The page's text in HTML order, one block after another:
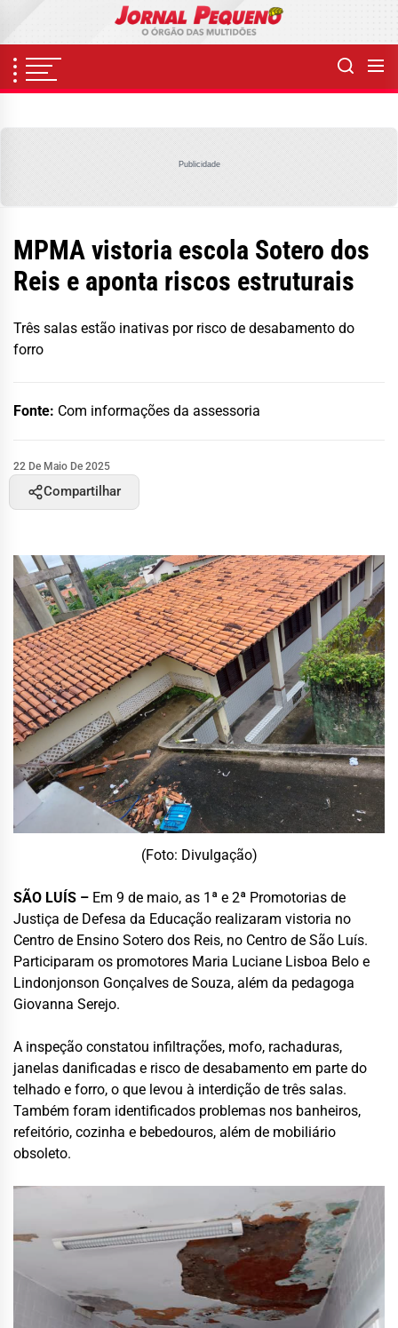
content
Publicidade
MPMA vistoria escola Sotero dos
Reis e aponta riscos estruturais
Três salas estão inativas por risco de desabamento do
forro
Fonte: Com informações da assessoria
22 De Maio De 2025
Compartilhar
(Foto: Divulgação)
SÃO LUÍS – Em 9 de maio, as 1ª e 2ª Promotorias de
Justiça de Defesa da Educação realizaram vistoria no
Centro de Ensino Sotero dos Reis, no Centro de São Luís.
Participaram os promotores Maria Luciane Lisboa Belo e
Lindonjonson Gonçalves de Souza, além da pedagoga
Giovanna Serejo.
A inspeção constatou infiltrações, mofo, rachaduras,
janelas danificadas e risco de desabamento em parte do
telhado e forro, o que levou à interdição de três salas.
Também foram identificados problemas nos banheiros,
refeitório, cozinha e bebedouros, além de mobiliário
obsoleto.